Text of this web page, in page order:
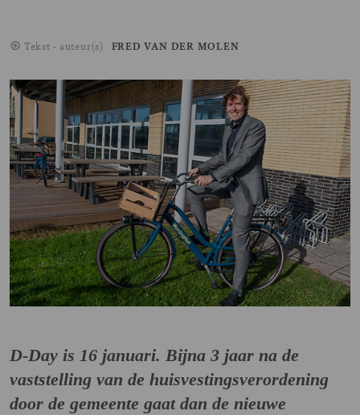
Tekst - auteur(s) FRED VAN DER MOLEN
Image
D-Day is 16 januari. Bijna 3 jaar na de
vaststelling van de huisvestingsverordening
door de gemeente gaat dan de nieuwe